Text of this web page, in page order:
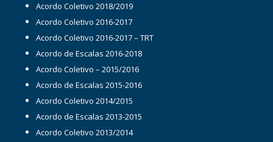
Acordo Coletivo 2018/2019
Acordo Coletivo 2016-2017
Acordo Coletivo 2016-2017 – TRT
Acordo de Escalas 2016-2018
Acordo Coletivo – 2015/2016
Acordo de Escalas 2015-2016
Acordo Coletivo 2014/2015
Acordo de Escalas 2013-2015
Acordo Coletivo 2013/2014